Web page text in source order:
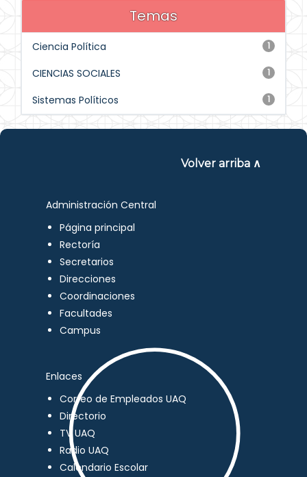
Temas
1
Ciencia Política
1
CIENCIAS SOCIALES
1
Sistemas Políticos
Volver arriba ∧
Administración Central
Página principal
Rectoría
Secretarios
Direcciones
Coordinaciones
Facultades
Campus
Enlaces
Correo de Empleados UAQ
Directorio
TV UAQ
Radio UAQ
Calendario Escolar